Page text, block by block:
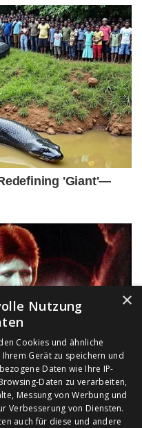
×
Nutzung
Cookies und ähnliche
Gerät zu speichern und
Daten wie Ihre IP-
Daten zu verarbeiten,
Messung von Werbung und
Verbesserung von Diensten.
auch für diese und andere